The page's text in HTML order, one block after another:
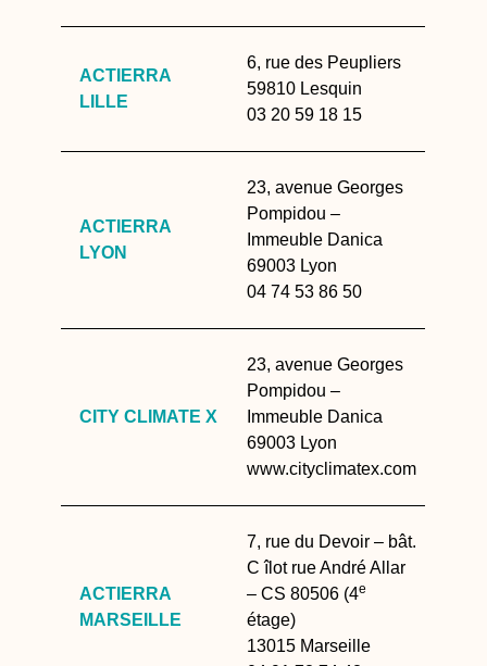
ACTIERRA
LILLE
6, rue des Peupliers
59810 Lesquin
03 20 59 18 15
ACTIERRA
LYON
23, avenue Georges
Pompidou –
Immeuble Danica
69003 Lyon
04 74 53 86 50
CITY CLIMATE X
23, avenue Georges
Pompidou –
Immeuble Danica
69003 Lyon
www.cityclimatex.com
ACTIERRA
MARSEILLE
7, rue du Devoir – bât.
C îlot rue André Allar
– CS 80506 (4e
étage)
13015 Marseille